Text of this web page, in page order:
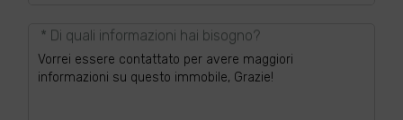
* Di quali informazioni hai bisogno?